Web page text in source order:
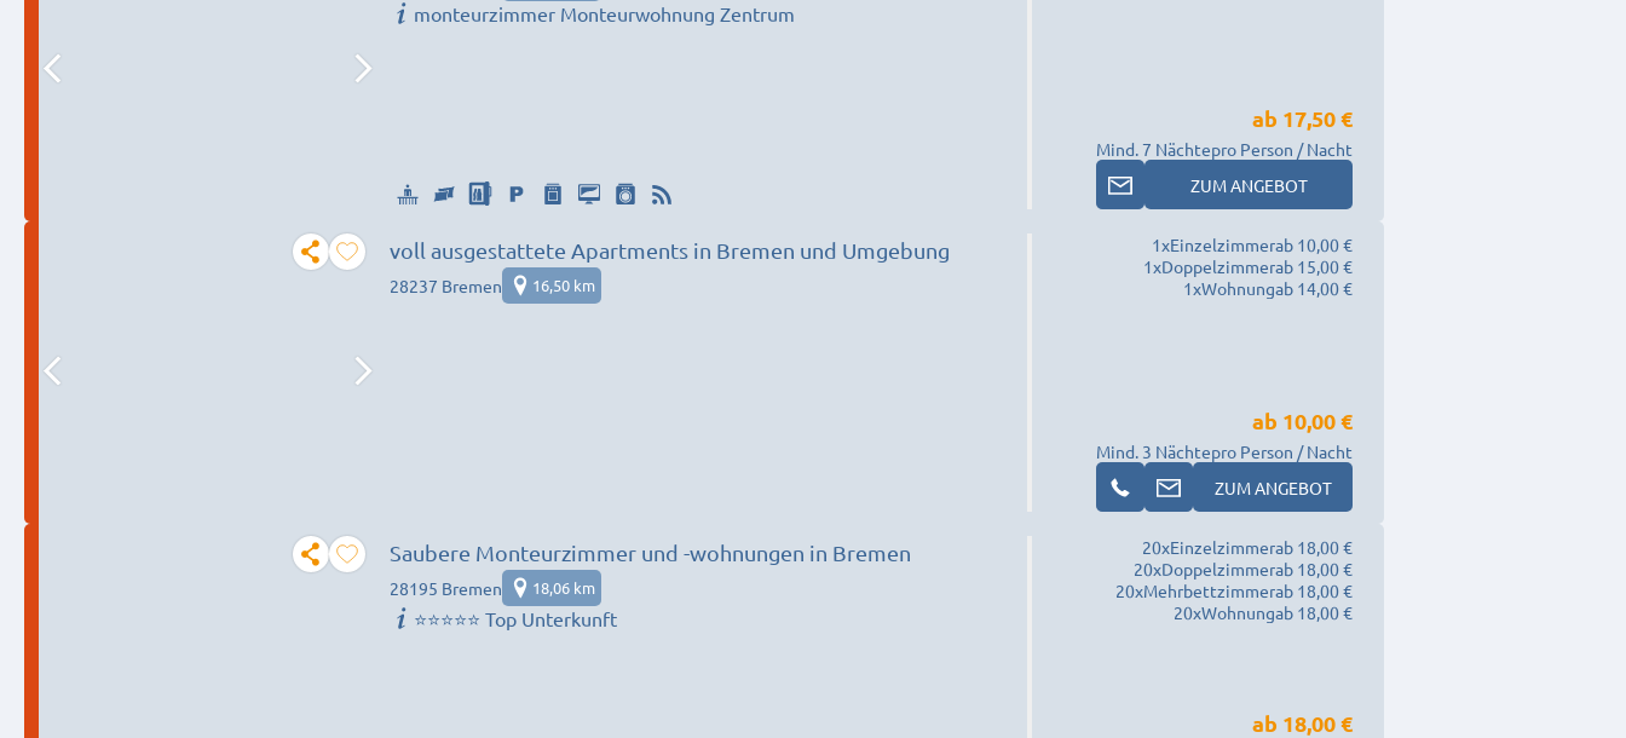
monteurzimmer Monteurwohnung Zentrum
Mind. 7 Nächte
ab 17,50 €
pro Person / Nacht
ZUM ANGEBOT
voll ausgestattete Apartments in Bremen und Umgebung
28237 Bremen 16,50 km
1xEinzelzimmerab 10,00 €
1xDoppelzimmerab 15,00 €
1xWohnungab 14,00 €
Mind. 3 Nächte
ab 10,00 €
pro Person / Nacht
ZUM ANGEBOT
Saubere Monteurzimmer und -wohnungen in Bremen
28195 Bremen 18,06 km
⭐⭐⭐⭐⭐ Top Unterkunft
20xEinzelzimmerab 18,00 €
20xDoppelzimmerab 18,00 €
20xMehrbettzimmerab 18,00 €
20xWohnungab 18,00 €
ab 18,00 €